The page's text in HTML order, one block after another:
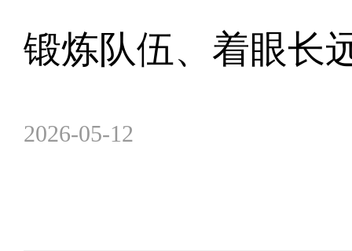
锻炼队伍、着眼长
2026-05-12